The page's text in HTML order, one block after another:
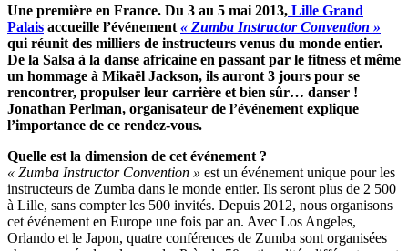
Une première en France. Du 3 au 5 mai 2013, Lille Grand
Palais accueille l’événement « Zumba Instructor Convention »
qui réunit des milliers de instructeurs venus du monde entier.
De la Salsa à la danse africaine en passant par le fitness et même
un hommage à Mikaël Jackson, ils auront 3 jours pour se
rencontrer, propulser leur carrière et bien sûr… danser !
Jonathan Perlman, organisateur de l’événement explique
l’importance de ce rendez-vous.
Quelle est la dimension de cet événement ?
« Zumba Instructor Convention » est un événement unique pour les
instructeurs de Zumba dans le monde entier. Ils seront plus de 2 500
à Lille, sans compter les 500 invités. Depuis 2012, nous organisons
cet événement en Europe une fois par an. Avec Los Angeles,
Orlando et le Japon, quatre conférences de Zumba sont organisées